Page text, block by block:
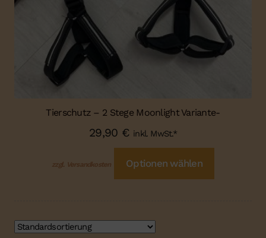
Tierschutz – 2 Stege Moonlight Variante-
29,90 € inkl. MwSt.*
zzgl. Versandkosten Optionen wählen